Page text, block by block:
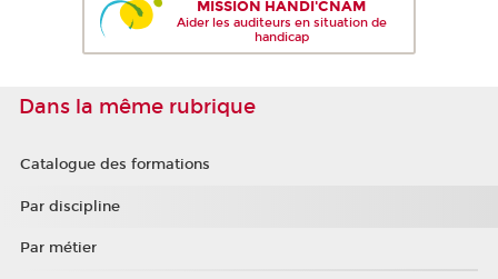
MISSION HANDI'CNAM
Aider les auditeurs en situation de
handicap
Dans la même rubrique
Catalogue des formations
Par discipline
Par métier